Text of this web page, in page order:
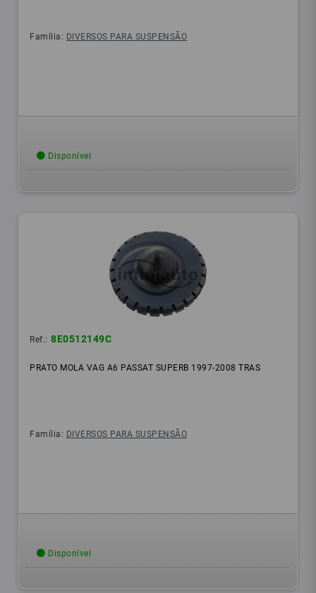
Família: DIVERSOS PARA SUSPENSÃO
Disponível
Ref.: 8E0512149C
PRATO MOLA VAG A6 PASSAT SUPERB 1997-2008 TRAS
Família: DIVERSOS PARA SUSPENSÃO
Disponível